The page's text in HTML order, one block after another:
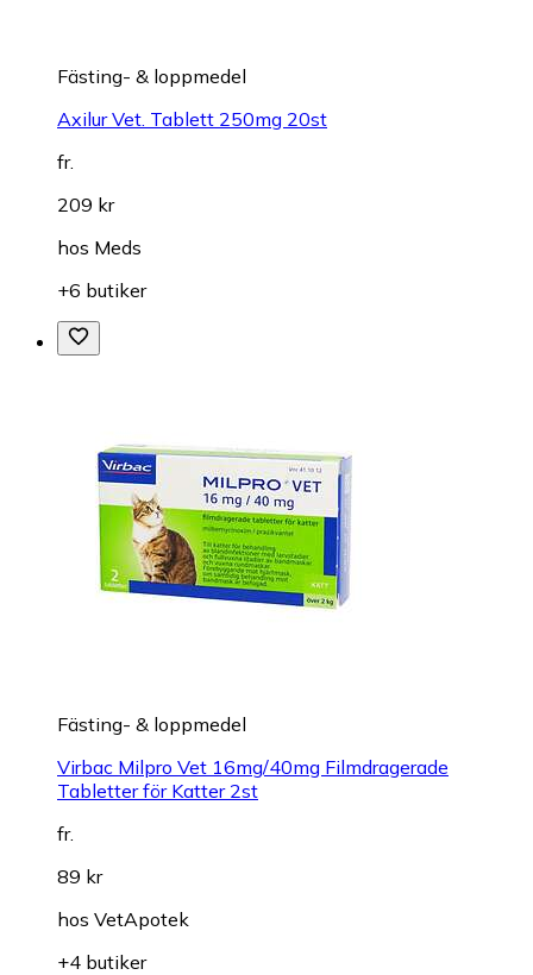
Fästing- & loppmedel
Axilur Vet. Tablett 250mg 20st
fr.
209 kr
hos Meds
+6 butiker
Fästing- & loppmedel
Virbac Milpro Vet 16mg/40mg Filmdragerade
Tabletter för Katter 2st
fr.
89 kr
hos VetApotek
+4 butiker